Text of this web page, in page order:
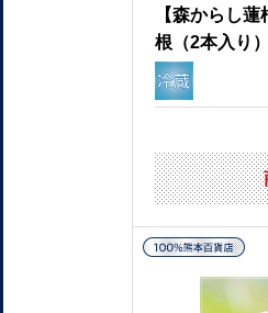
【森からし
根（2本入り